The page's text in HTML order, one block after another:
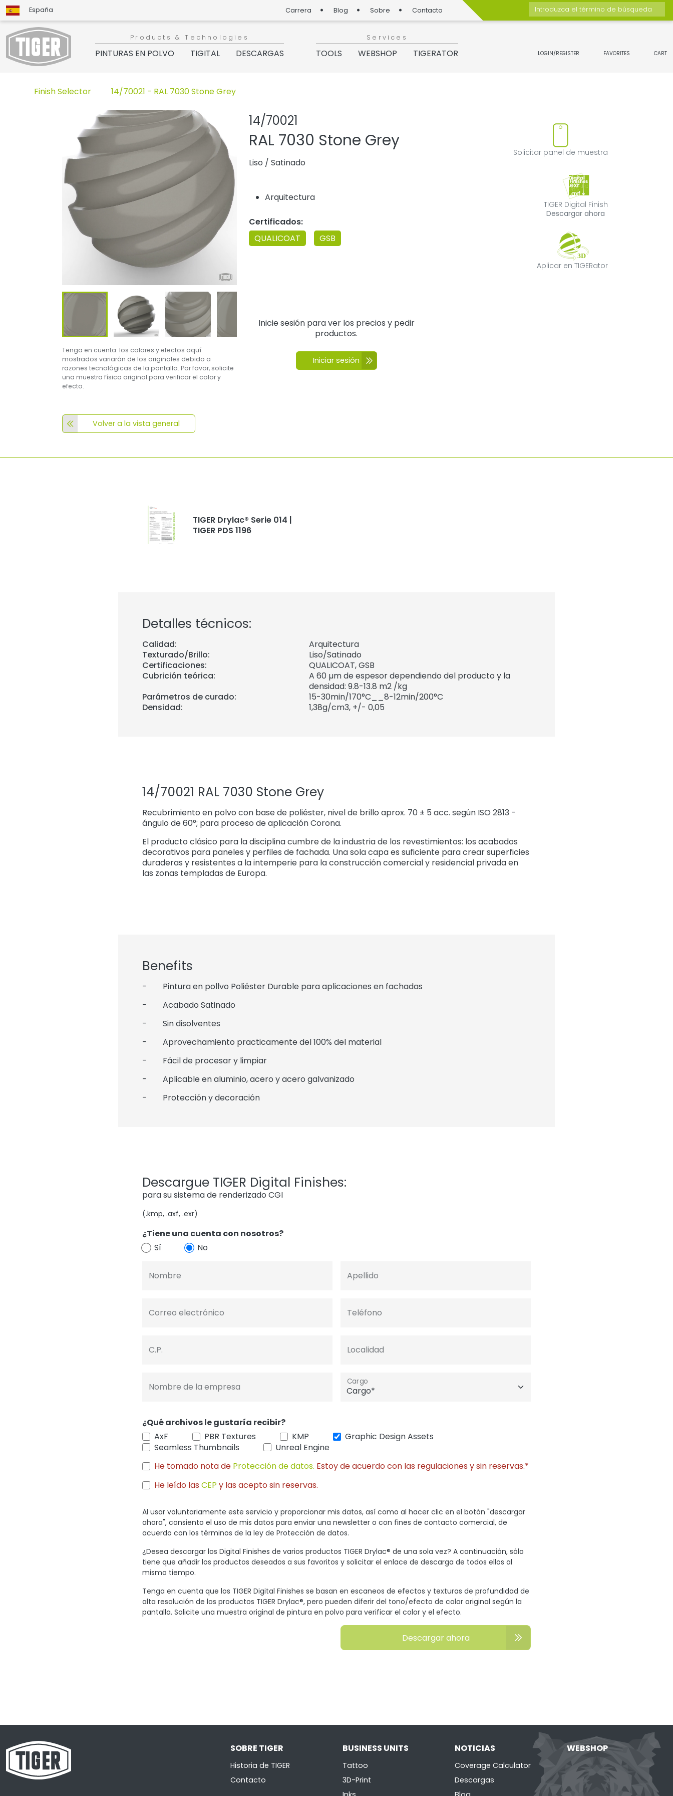
España Carrera Blog Sobre Contacto
Introduzca el término de búsqueda
Products & Technologies
PINTURAS EN POLVO TIGITAL DESCARGAS
Services
TOOLS WEBSHOP TIGERATOR LOGIN/REGISTER FAVORITES CART
Finish Selector 14/70021 - RAL 7030 Stone Grey
Tenga en cuenta: los colores y efectos aquí
mostrados variarán de los originales debido a
razones tecnológicas de la pantalla. Por favor, solicite
una muestra física original para verificar el color y
efecto.
Volver a la vista general
14/70021
Agregar o quitar el producto de favoritos
RAL 7030 Stone Grey
Liso /Satinado
Arquitectura
Certificados:
QUALICOAT
GSB
Solicitar panel de muestra
TIGER Digital Finish
Descargar ahora
Aplicar en TIGERator
Inicie sesión para ver los precios y pedir
productos.
Iniciar sesión
TIGER Drylac® Serie 014 |
TIGER PDS 1196
Detalles técnicos:
Calidad:
Arquitectura
Texturado/Brillo:
Liso/Satinado
Certificaciones:
QUALICOAT, GSB
Cubrición teórica:
A 60 µm de espesor dependiendo del producto y la
densidad: 9.8-13.8 m2 /kg
Parámetros de curado:
15-30min/170°C__8-12min/200°C
Densidad:
1,38g/cm3, +/- 0,05
14/70021 RAL 7030 Stone Grey
Recubrimiento en polvo con base de poliéster, nivel de brillo aprox. 70 ± 5 acc. según ISO 2813 -
ángulo de 60°; para proceso de aplicación Corona.
El producto clásico para la disciplina cumbre de la industria de los revestimientos: los acabados
decorativos para paneles y perfiles de fachada. Una sola capa es suficiente para crear superficies
duraderas y resistentes a la intemperie para la construcción comercial y residencial privada en
las zonas templadas de Europa.
Benefits
- Pintura en pollvo Poliéster Durable para aplicaciones en fachadas
- Acabado Satinado
- Sin disolventes
- Aprovechamiento practicamente del 100% del material
- Fácil de procesar y limpiar
- Aplicable en aluminio, acero y acero galvanizado
- Protección y decoración
Descargue TIGER Digital Finishes:
para su sistema de renderizado CGI
(.kmp, .axf, .exr)
¿Tiene una cuenta con nosotros?
Sí
No
Nombre Apellido
Correo electrónico Teléfono
C.P. Localidad
Nombre de la empresa Cargo
¿Qué archivos le gustaría recibir?
AxF
PBR Textures KMP
Graphic Design Assets
Seamless Thumbnails
Unreal Engine
He tomado nota de Protección de datos. Estoy de acuerdo con las regulaciones y sin reservas.*
He leído las CEP y las acepto sin reservas.
Al usar voluntariamente este servicio y proporcionar mis datos, así como al hacer clic en el botón "descargar
ahora", consiento el uso de mis datos para enviar una newsletter o con fines de contacto comercial, de
acuerdo con los términos de la ley de Protección de datos.
¿Desea descargar los Digital Finishes de varios productos TIGER Drylac® de una sola vez? A continuación, sólo
tiene que añadir los productos deseados a sus favoritos y solicitar el enlace de descarga de todos ellos al
mismo tiempo.
Tenga en cuenta que los TIGER Digital Finishes se basan en escaneos de efectos y texturas de profundidad de
alta resolución de los productos TIGER Drylac®, pero pueden diferir del tono/efecto de color original según la
pantalla. Solicite una muestra original de pintura en polvo para verificar el color y el efecto.
Descargar ahora
SOBRE TIGER
Historia de TIGER
Contacto
BUSINESS UNITS
Tattoo
3D-Print
NOTICIAS
Coverage Calculator
Descargas
WEBSHOP